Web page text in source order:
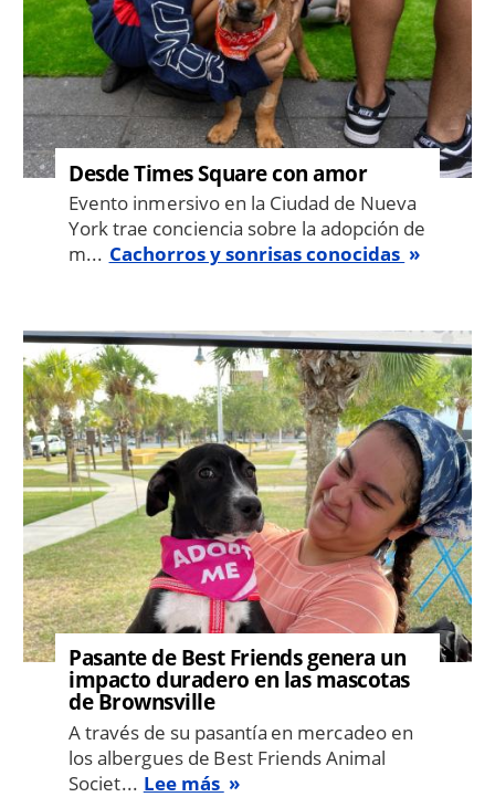
Desde Times Square con amor
Evento inmersivo en la Ciudad de Nueva
York trae conciencia sobre la adopción de
m... Cachorros y sonrisas conocidas
Image
Pasante de Best Friends genera un
impacto duradero en las mascotas
de Brownsville
A través de su pasantía en mercadeo en
los albergues de Best Friends Animal
Societ... Lee más